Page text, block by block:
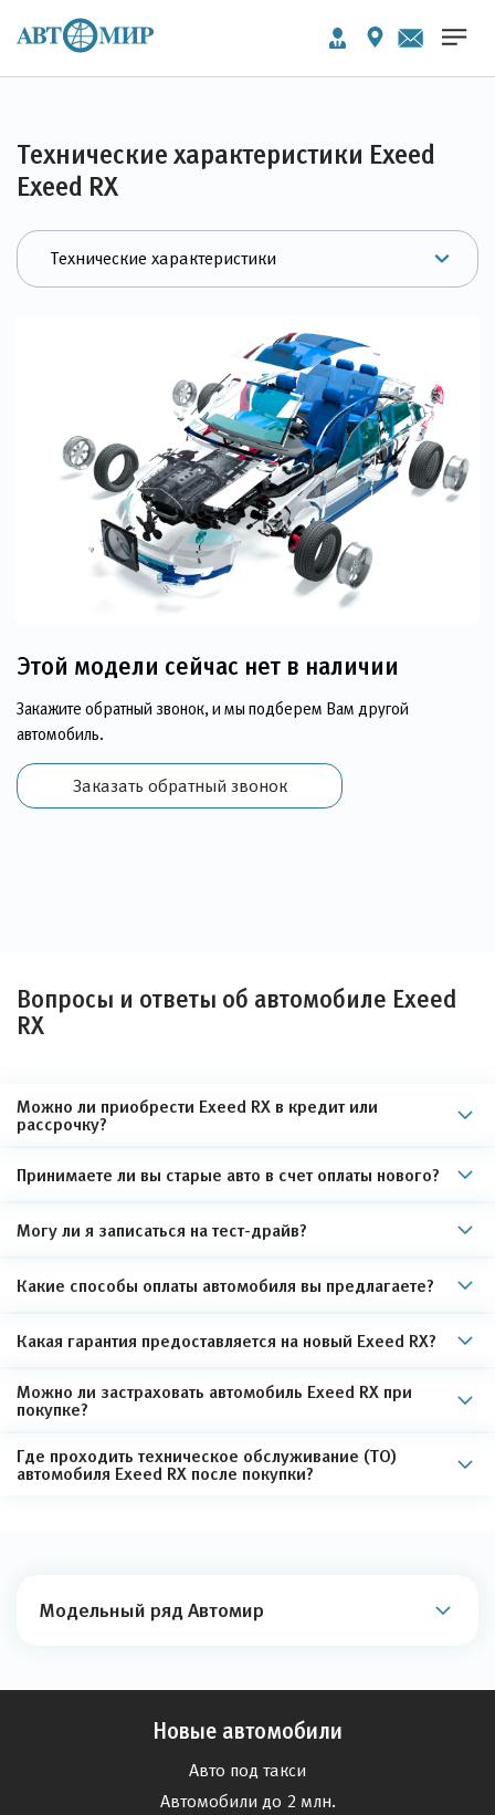
Технические характеристики Exeed
Exeed RX
Этой модели сейчас нет в наличии
Закажите обратный звонок, и мы подберем Вам другой
автомобиль.
Заказать обратный звонок
Вопросы и ответы об автомобиле Exeed
RX
Можно ли приобрести Exeed RX в кредит или
рассрочку?
Принимаете ли вы старые авто в счет оплаты нового?
Могу ли я записаться на тест-драйв?
Какие способы оплаты автомобиля вы предлагаете?
Какая гарантия предоставляется на новый Exeed RX?
Можно ли застраховать автомобиль Exeed RX при
покупке?
Где проходить техническое обслуживание (ТО)
автомобиля Exeed RX после покупки?
Модельный ряд Автомир
Новые автомобили
Авто под такси
Автомобили до 2 млн.